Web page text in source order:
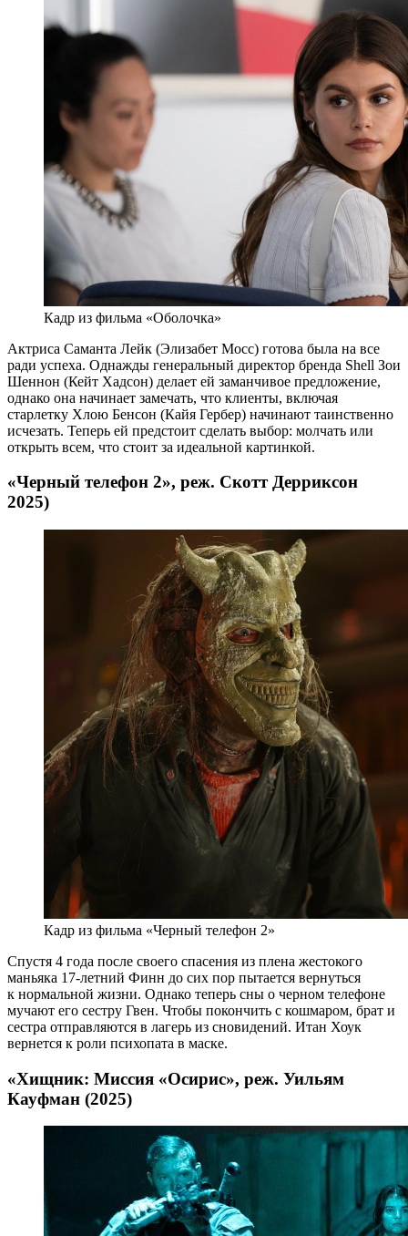
Кадр из фильма «Оболочка»
Актриса Саманта Лейк (Элизабет Мосс) готова была на все
ради успеха. Однажды генеральный директор бренда Shell Зои
Шеннон (Кейт Хадсон) делает ей заманчивое предложение,
однако она начинает замечать, что клиенты, включая
старлетку Хлою Бенсон (Кайя Гербер) начинают таинственно
исчезать. Теперь ей предстоит сделать выбор: молчать или
открыть всем, что стоит за идеальной картинкой.
«Черный телефон 2», реж. Скотт Дерриксон
2025)
Кадр из фильма «Черный телефон 2»
Спустя 4 года после своего спасения из плена жестокого
маньяка 17-летний Финн до сих пор пытается вернуться
к нормальной жизни. Однако теперь сны о черном телефоне
мучают его сестру Гвен. Чтобы покончить с кошмаром, брат и
сестра отправляются в лагерь из сновидений. Итан Хоук
вернется к роли психопата в маске.
«Хищник: Миссия «Осирис», реж. Уильям
Кауфман (2025)